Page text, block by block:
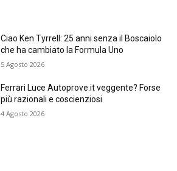
Ciao Ken Tyrrell: 25 anni senza il Boscaiolo
che ha cambiato la Formula Uno
5 Agosto 2026
Ferrari Luce Autoprove.it veggente? Forse
più razionali e coscienziosi
4 Agosto 2026